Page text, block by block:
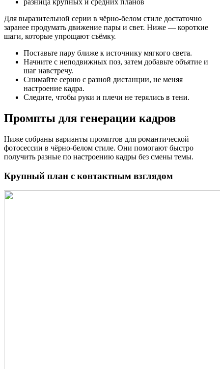
разница крупных и средних планов
Для выразительной серии в чёрно-белом стиле достаточно
заранее продумать движение пары и свет. Ниже — короткие
шаги, которые упрощают съёмку.
Поставьте пару ближе к источнику мягкого света.
Начните с неподвижных поз, затем добавьте объятие и
шаг навстречу.
Снимайте серию с разной дистанции, не меняя
настроение кадра.
Следите, чтобы руки и плечи не терялись в тени.
Промпты для генерации кадров
Ниже собраны варианты промптов для романтической
фотосессии в чёрно-белом стиле. Они помогают быстро
получить разные по настроению кадры без смены темы.
Крупный план с контактным взглядом